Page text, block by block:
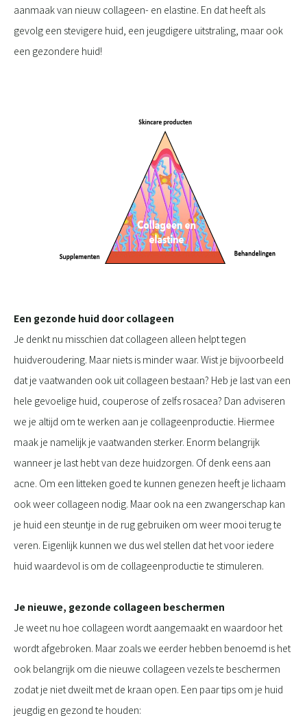
aanmaak van nieuw collageen- en elastine. En dat heeft als
gevolg een stevigere huid, een jeugdigere uitstraling, maar ook
een gezondere huid!
Een gezonde huid door collageen
Je denkt nu misschien dat collageen alleen helpt tegen
huidveroudering. Maar niets is minder waar. Wist je bijvoorbeeld
dat je vaatwanden ook uit collageen bestaan? Heb je last van een
hele gevoelige huid, couperose of zelfs rosacea? Dan adviseren
we je altijd om te werken aan je collageenproductie. Hiermee
maak je namelijk je vaatwanden sterker. Enorm belangrijk
wanneer je last hebt van deze huidzorgen. Of denk eens aan
acne. Om een litteken goed te kunnen genezen heeft je lichaam
ook weer collageen nodig. Maar ook na een zwangerschap kan
je huid een steuntje in de rug gebruiken om weer mooi terug te
veren. Eigenlijk kunnen we dus wel stellen dat het voor iedere
huid waardevol is om de collageenproductie te stimuleren.
Je nieuwe, gezonde collageen beschermen
Je weet nu hoe collageen wordt aangemaakt en waardoor het
wordt afgebroken. Maar zoals we eerder hebben benoemd is het
ook belangrijk om die nieuwe collageen vezels te beschermen
zodat je niet dweilt met de kraan open. Een paar tips om je huid
jeugdig en gezond te houden: